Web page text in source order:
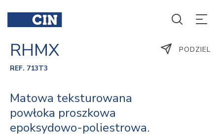
RHMX
REF. 713T3
Matowa teksturowana
powłoka proszkowa
epoksydowo-poliestrowa.
PODZIEL